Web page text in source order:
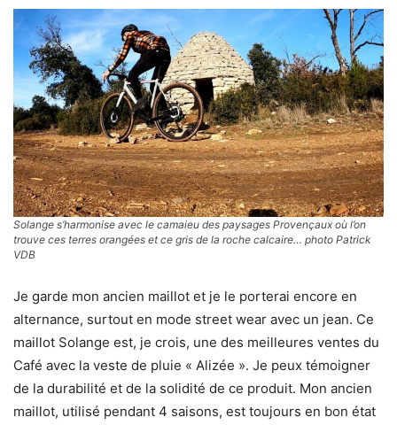
Solange s’harmonise avec le camaieu des paysages Provençaux où l’on
trouve ces terres orangées et ce gris de la roche calcaire… photo Patrick
VDB
Je garde mon ancien maillot et je le porterai encore en
alternance, surtout en mode street wear avec un jean. Ce
maillot Solange est, je crois, une des meilleures ventes du
Café avec la veste de pluie « Alizée ». Je peux témoigner
de la durabilité et de la solidité de ce produit. Mon ancien
maillot, utilisé pendant 4 saisons, est toujours en bon état